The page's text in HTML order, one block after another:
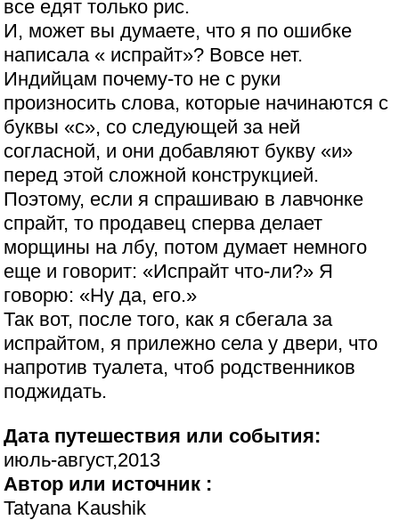
все едят только рис.
И, может вы думаете, что я по ошибке
написала « испрайт»? Вовсе нет.
Индийцам почему-то не с руки
произносить слова, которые начинаются с
буквы «с», со следующей за ней
согласной, и они добавляют букву «и»
перед этой сложной конструкцией.
Поэтому, если я спрашиваю в лавчонке
спрайт, то продавец сперва делает
морщины на лбу, потом думает немного
еще и говорит: «Испрайт что-ли?» Я
говорю: «Ну да, его.»
Так вот, после того, как я сбегала за
испрайтом, я прилежно села у двери, что
напротив туалета, чтоб родственников
поджидать.
Дата путешествия или события:
июль-август,2013
Автор или источник :
Tatyana Kaushik